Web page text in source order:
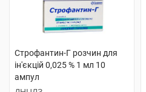
Строфантин-Г розчин для
ін'єкцій 0,025 % 1 мл 10
ампул